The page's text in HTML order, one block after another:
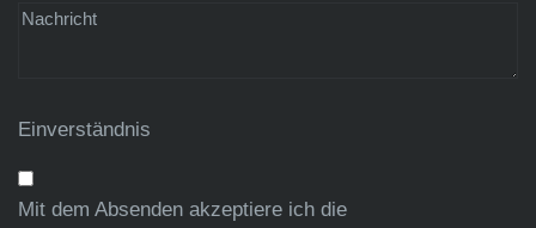
Einverständnis
Mit dem Absenden akzeptiere ich die